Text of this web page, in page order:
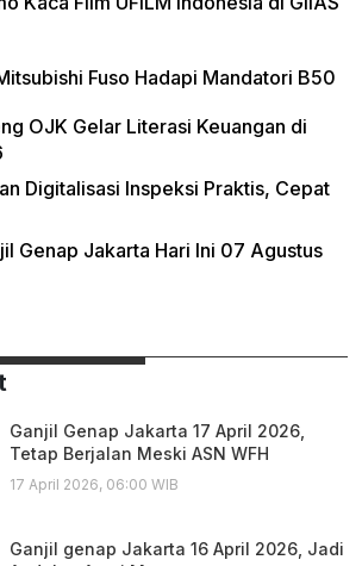
Fuso Hadapi Mandatori B50
OJK Gelar Literasi Keuangan di
Digitalisasi Inspeksi Praktis, Cepat
Genap Jakarta Hari Ini 07 Agustus
Ganjil Genap Jakarta 17 April 2026,
Tetap Berjalan Meski ASN WFH
17 April 2026, 06:00 WIB
Ganjil genap Jakarta 16 April 2026, Jadi